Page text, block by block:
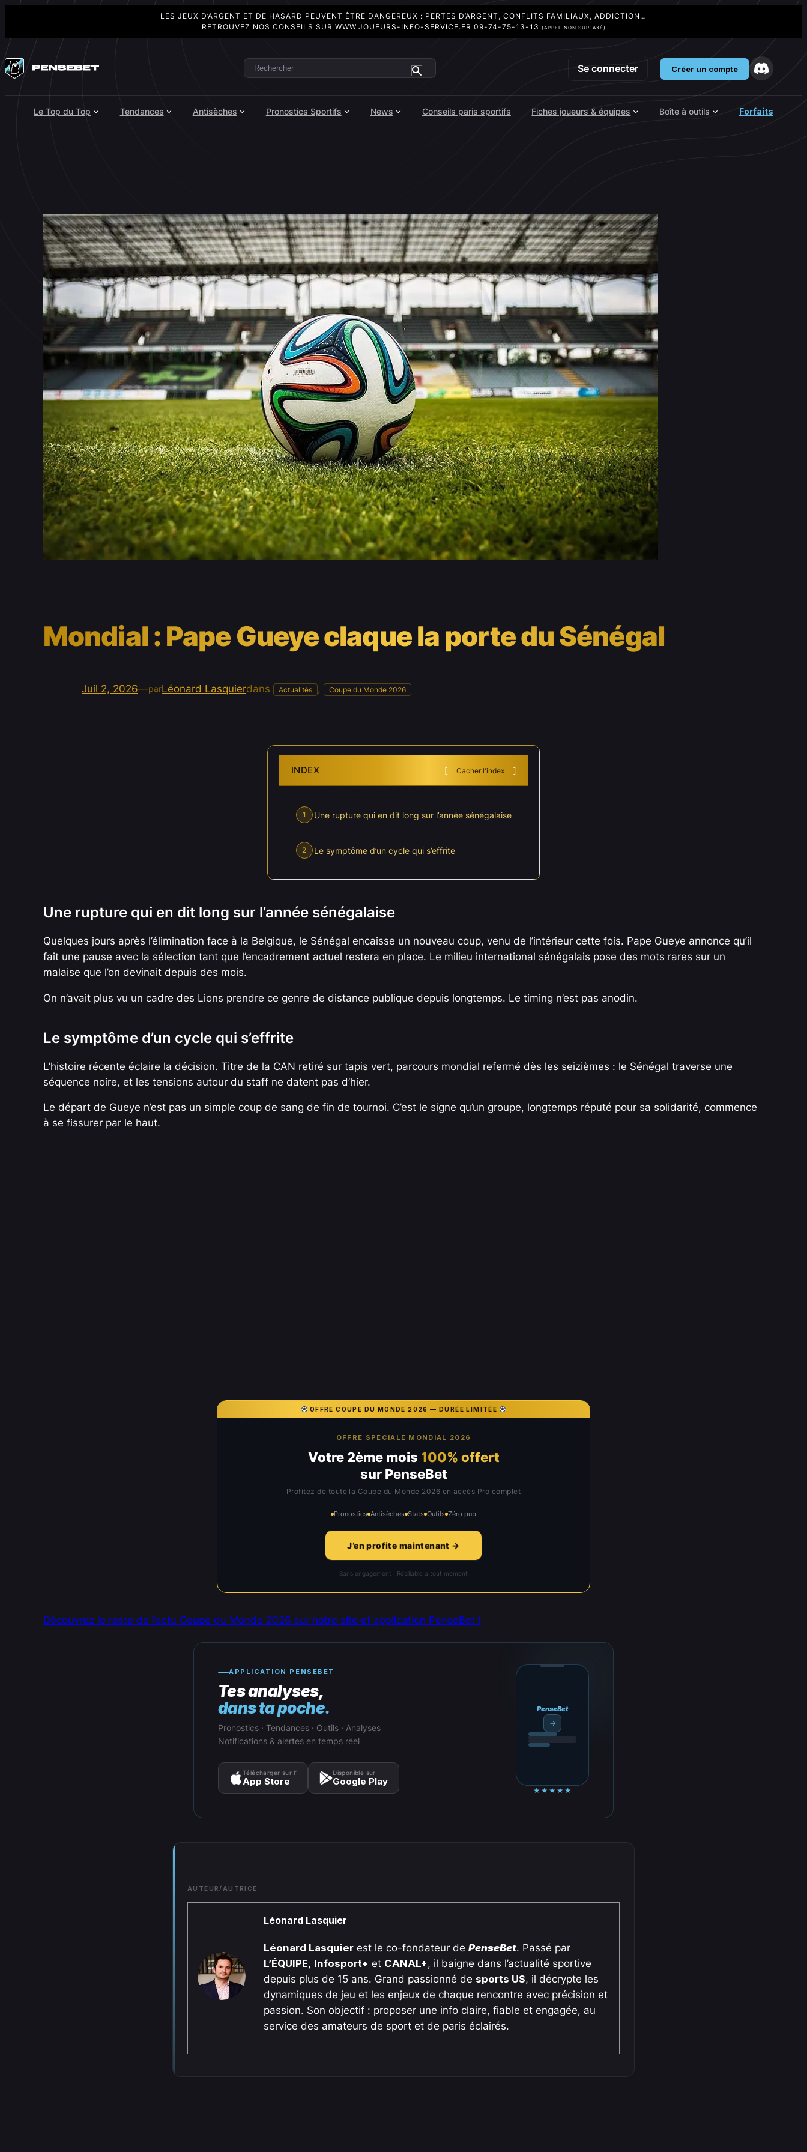
LES JEUX D’ARGENT ET DE HASARD PEUVENT ÊTRE DANGEREUX : PERTES D’ARGENT, CONFLITS FAMILIAUX, ADDICTION…
RETROUVEZ NOS CONSEILS SUR WWW.JOUEURS-INFO-SERVICE.FR 09-74-75-13-13 (APPEL NON SURTAXÉ)
au
contenu
Rechercher Se connecter Créer un compte
Le Top du Top Tendances Antisèches Pronostics Sportifs News Conseils paris sportifs Fiches joueurs & équipes Boîte à outils Forfaits
Mondial : Pape Gueye claque la porte du Sénégal
Juil 2, 2026—parLéonard Lasquierdans Actualités , Coupe du Monde 2026
INDEX Cacher l'index
1 Une rupture qui en dit long sur l’année sénégalaise
2 Le symptôme d’un cycle qui s’effrite
Une rupture qui en dit long sur l’année sénégalaise
Quelques jours après l’élimination face à la Belgique, le Sénégal encaisse un nouveau coup, venu de l’intérieur cette fois. Pape Gueye annonce qu’il
fait une pause avec la sélection tant que l’encadrement actuel restera en place. Le milieu international sénégalais pose des mots rares sur un
malaise que l’on devinait depuis des mois.
On n’avait plus vu un cadre des Lions prendre ce genre de distance publique depuis longtemps. Le timing n’est pas anodin.
Le symptôme d’un cycle qui s’effrite
L’histoire récente éclaire la décision. Titre de la CAN retiré sur tapis vert, parcours mondial refermé dès les seizièmes : le Sénégal traverse une
séquence noire, et les tensions autour du staff ne datent pas d’hier.
Le départ de Gueye n’est pas un simple coup de sang de fin de tournoi. C’est le signe qu’un groupe, longtemps réputé pour sa solidarité, commence
à se fissurer par le haut.
OFFRE COUPE DU MONDE 2026 — DURÉE LIMITÉE
OFFRE SPÉCIALE MONDIAL 2026
Votre 2ème mois 100% offert
sur PenseBet
Profitez de toute la Coupe du Monde 2026 en accès Pro complet
Pronostics Antisèches Stats Outils Zéro pub
J’en profite maintenant →
Sans engagement · Résiliable à tout moment
Découvrez le reste de l’actu Coupe du Monde 2026 sur notre site et application PenseBet !
APPLICATION PENSEBET
Tes analyses,
dans ta poche.
Pronostics · Tendances · Outils · Analyses
Notifications & alertes en temps réel
Télécharger sur l’
App Store
Disponible sur
Google Play
PenseBet
→
★★★★★
AUTEUR/AUTRICE
Léonard Lasquier
Léonard Lasquier est le co-fondateur de PenseBet. Passé par
L’ÉQUIPE, Infosport+ et CANAL+, il baigne dans l’actualité sportive
depuis plus de 15 ans. Grand passionné de sports US, il décrypte les
dynamiques de jeu et les enjeux de chaque rencontre avec précision et
passion. Son objectif : proposer une info claire, fiable et engagée, au
service des amateurs de sport et de paris éclairés.